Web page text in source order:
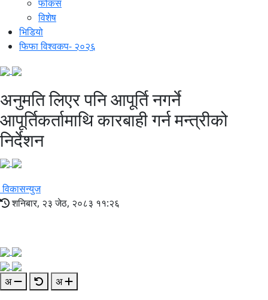
फोकस
विशेष
भिडियो
फिफा विश्वकप- २०२६
अनुमति लिएर पनि आपूर्ति नगर्ने
आपूर्तिकर्तामाथि कारबाही गर्न मन्त्रीको
निर्देशन
विकासन्युज
शनिबार, २३ जेठ, २०८३ ११:२६
अ
अ